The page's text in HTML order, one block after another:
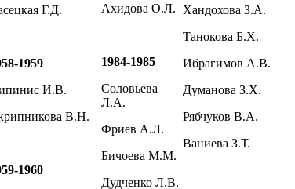
Г.Д.
1959
И.В.
В.Н.
1960
Ахидова О.Л.
1984-1985
Соловьева
Л.А.
Фриев А.Л.
Бичоева М.М.
Дудченко Л.В.
Хандохова З.А.
Танокова Б.Х.
Ибрагимов А.В.
Думанова З.Х.
Рябчуков В.А.
Ваниева З.Т.